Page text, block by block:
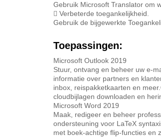
Gebruik Microsoft Translator om
 Verbeterde toegankelijkheid.
Gebruik de bijgewerkte
Toepassingen:
Microsoft Outlook 2019
Stuur, ontvang en beheer uw e-
informatie over partners en
inbox, reispakketkaarten en
cloudbijlagen downloaden en
Microsoft Word 2019
Maak, redigeer en beheer
ondersteuning voor LaTeX
met boek-achtige flip-functies en